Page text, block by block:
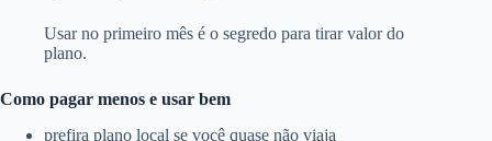
Usar no primeiro mês é o segredo para tirar valor do
plano.
Como pagar menos e usar bem
prefira plano local se você quase não viaja